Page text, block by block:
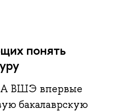
понять
ВШЭ впервые
бакалаврскую